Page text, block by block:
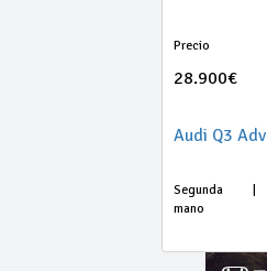
Precio
28.900€
Segunda
mano